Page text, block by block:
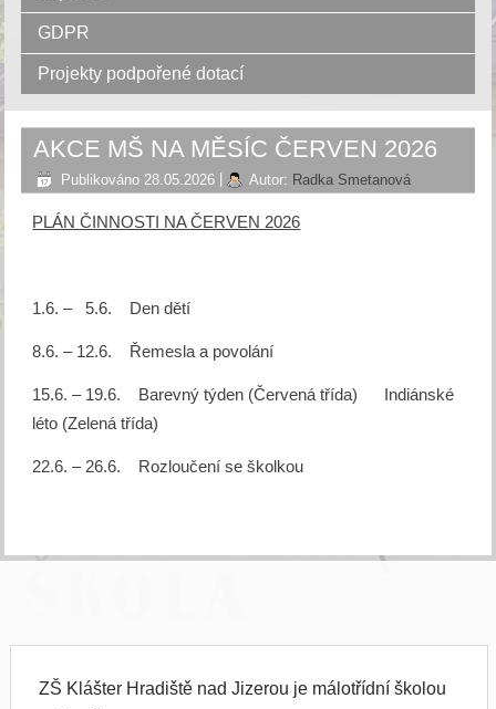
GDPR
Projekty podpořené dotací
AKCE MŠ NA MĚSÍC ČERVEN 2026
Publikováno 28.05.2026 Autor: Radka Smetanová
PLÁN ČINNOSTI NA ČERVEN 2026
1.6. – 5.6. Den dětí
8.6. – 12.6. Řemesla a povolání
15.6. – 19.6. Barevný týden (Červená třída) Indiánské
léto (Zelená třída)
22.6. – 26.6. Rozloučení se školkou
ZŠ Klášter Hradiště nad Jizerou je málotřídní školou